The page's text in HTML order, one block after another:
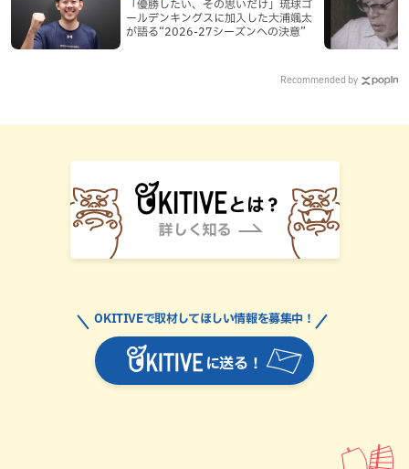
「優勝したい、その思いだけ」琉球ゴ
ールデンキングスに加入した大浦颯太
が語る“2026-27シーズンへの決意”
Recommended by
に送る！
OKITIVEで取材してほしい情報を募集中！